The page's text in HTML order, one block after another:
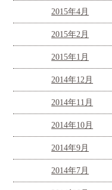
2015年4月
2015年2月
2015年1月
2014年12月
2014年11月
2014年10月
2014年9月
2014年7月